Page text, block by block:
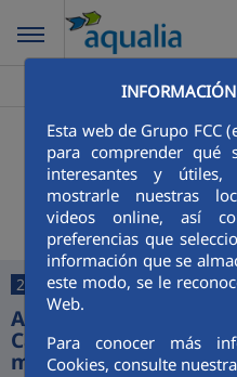
INFORMACIÓN
Esta web de Grupo FCC
para comprender qué
interesantes y
mostrarle nuestras
videos online, así
preferencias que
información que se
este modo, se le
Web.
Para conocer más
Cookies, consulte nuestra
>Arico
27/07/2026
Aqualia desarrollará
Cajamarca y alcanza
millones de euros en